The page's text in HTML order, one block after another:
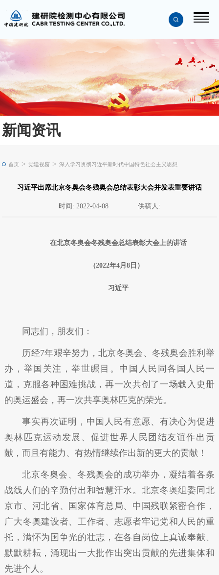
新闻资讯
首页 > 党建视窗 > 深入学习贯彻习近平新时代中国特色社会主义思想
习近平出席北京冬奥会冬残奥会总结表彰大会并发表重要讲话
时间: 2022-04-08 供稿人:
在北京冬奥会冬残奥会总结表彰大会上的讲话
(2022年4月8日）
习近平
同志们，朋友们：
历经7年艰辛努力，北京冬奥会、冬残奥会胜利举
办，举国关注，举世瞩目。中国人民同各国人民一
道，克服各种困难挑战，再一次共创了一场载入史册
的奥运盛会，再一次共享奥林匹克的荣光。
事实再次证明，中国人民有意愿、有决心为促进
奥林匹克运动发展、促进世界人民团结友谊作出贡
献，而且有能力、有热情继续作出新的更大的贡献！
北京冬奥会、冬残奥会的成功举办，凝结着各条
战线人们的辛勤付出和智慧汗水。北京冬奥组委同北
京市、河北省、国家体育总局、中国残联紧密合作，
广大冬奥建设者、工作者、志愿者牢记党和人民的重
托，满怀为国争光的壮志，在各自岗位上真诚奉献、
默默耕耘，涌现出一大批作出突出贡献的先进集体和
先进个人。